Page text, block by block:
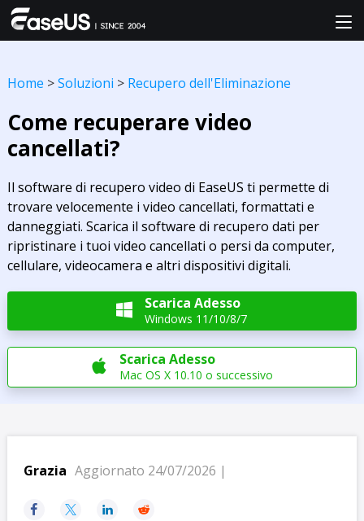
Home >Soluzioni > Recupero dell'Eliminazione
Come recuperare video
cancellati?
Il software di recupero video di EaseUS ti permette di
trovare velocemente i video cancellati, formattati e
danneggiati. Scarica il software di recupero dati per
ripristinare i tuoi video cancellati o persi da computer,
cellulare, videocamera e altri dispositivi digitali.
 Scarica Adesso
Windows 11/10/8/7
 Scarica Adesso
Mac OS X 10.10 o successivo
Grazia Aggiornato 24/07/2026 |
   